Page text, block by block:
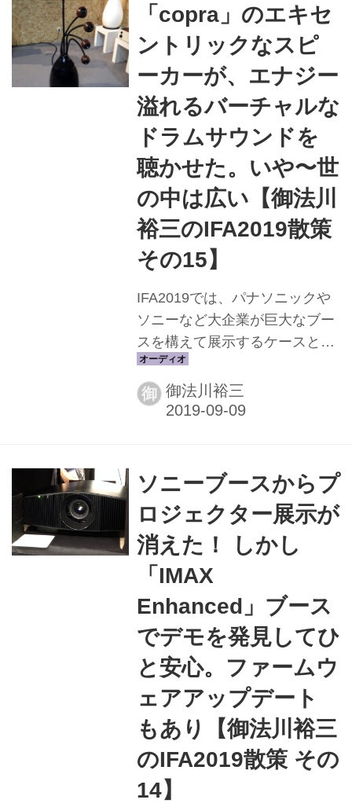
「copra」のエキセ
ントリックなスピ
ーカーが、エナジー
溢れるバーチャルな
ドラムサウンドを
聴かせた。いや〜世
の中は広い【御法川
裕三のIFA2019散策
その15】
IFA2019では、パナソニックや
ソニーなど大企業が巨大なブー
スを構えて展示するケースと、
中小のメーカーが集合し、小さ
なブースの一角でプレゼンを行
なう例がある。 というか、出展
に多い。そうした企業が集まる
Hall 26に足を踏み入れた際、遠
くからドラムの実演音が聴こえ
て来た。ぼくはとにかく、ライ
ヴなドラムが大好物なのであ
る。それがハードに、そしてグ
ルーヴの効いたキレ良いリズム
であると、自然と体が反応して
しまうのだ。 どこぞで、何が理
由で生演奏が行われているの
か、その音に引き寄せられるが
ごとくフラフラとブースに近づ
いてみると、ライ...
御 御法川裕三
ソニーブースからプ
ロジェクター展示が
消えた！ しかし
「IMAX
Enhanced」ブース
でデモを発見してひ
と安心。ファームウ
ェアアップデート
もあり【御法川裕三
のIFA2019散策 その
14】